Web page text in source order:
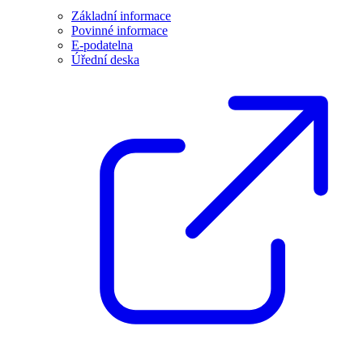
Základní informace
Povinné informace
E-podatelna
Úřední deska